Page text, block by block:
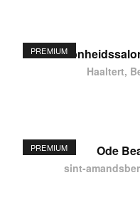
PREMIUM
Haaltert,
PREMIUM Ode
sint-